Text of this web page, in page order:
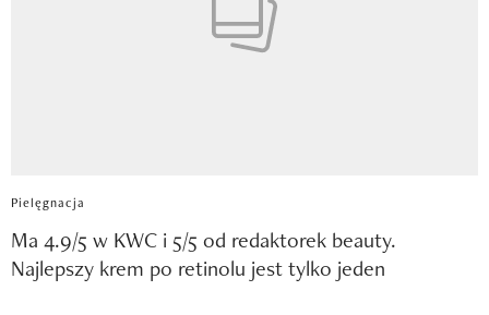
Pielęgnacja
Ma 4.9/5 w KWC i 5/5 od redaktorek beauty.
Najlepszy krem po retinolu jest tylko jeden